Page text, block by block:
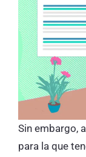
Sin embargo,
para la que